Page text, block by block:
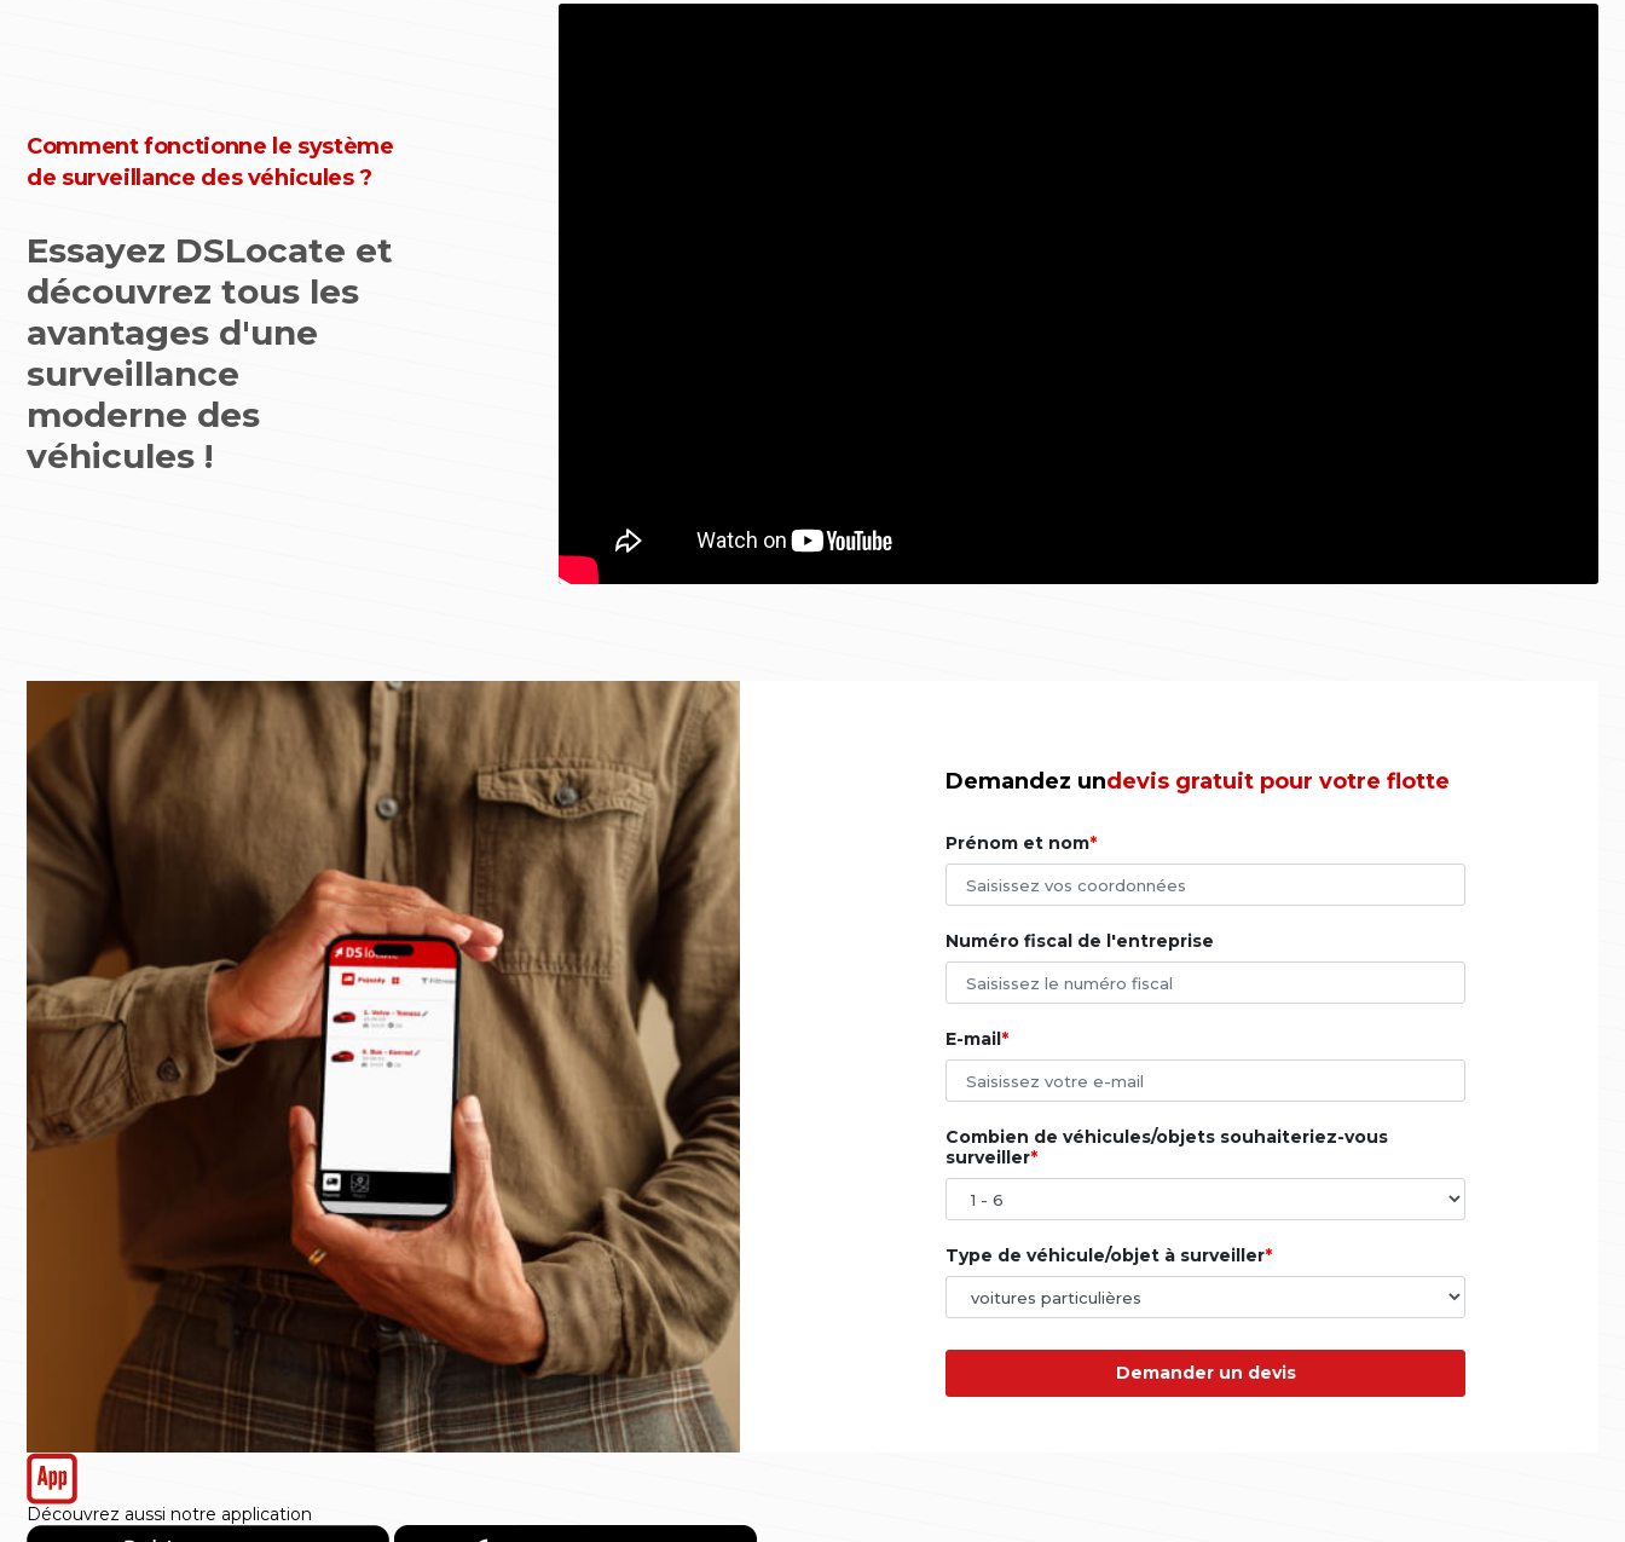
Comment fonctionne le système
de surveillance des véhicules ?
Essayez DSLocate et
découvrez tous les
avantages d'une
surveillance
moderne des
véhicules !
Demandez undevis gratuit pour votre flotte
Prénom et nom
Numéro fiscal de l'entreprise
E-mail
Combien de véhicules/objets souhaiteriez-vous
surveiller
Type de véhicule/objet à surveiller
Demander un devis
Découvrez aussi notre application